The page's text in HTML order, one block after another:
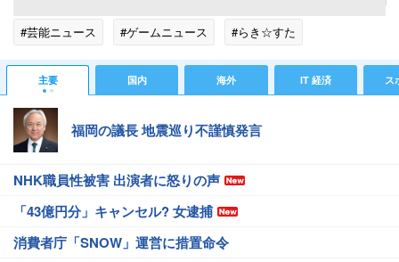
#芸能ニュース #ゲームニュース #らき☆すた
主要 国内 海外 IT 経済 ス
福岡の議長 地震巡り不謹慎発言
NHK職員性被害 出演者に怒りの声
「43億円分」キャンセル? 女逮捕
消費者庁「SNOW」運営に措置命令